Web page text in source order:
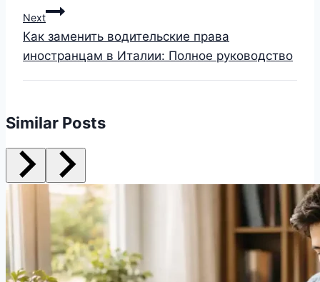
Next
Как заменить водительские права
иностранцам в Италии: Полное руководство
Similar Posts